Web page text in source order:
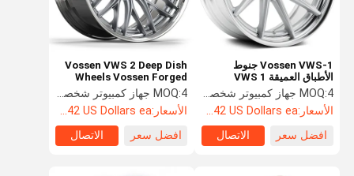
Vossen VWS 2 Deep Dish
Wheels Vossen Forged
Rims 6061-T6
MOQ:4 جهاز كمبيوتر شخصى
الأسعار:Starting at $242 US Dollars ea
افضل سعر
الاتصال
Vossen VWS-1 جنوط
الأطباق العميقة VWS 1
Wheels 7J إلى 14J
Monoblock 2PC تكوينات
MOQ:4 جهاز كمبيوتر شخصى
الأسعار:Starting at $242 US Dollars ea
افضل سعر
الاتصال